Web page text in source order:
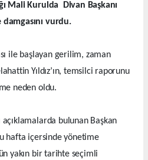
Mali Kurulda Divan Başkanı
damgasını vurdu.
ile başlayan gerilim, zaman
Yıldız’ın, temsilci raporunu
neden oldu.
açıklamalarda bulunan Başkan
hafta içersinde yönetime
yakın bir tarihte seçimli